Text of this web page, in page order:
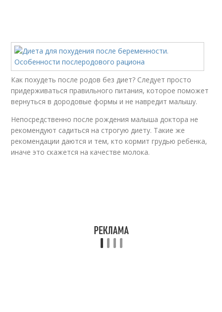
Как похудеть после родов без диет? Следует просто
придерживаться правильного питания, которое поможет
вернуться в дородовые формы и не навредит малышу.
Непосредственно после рождения малыша доктора не
рекомендуют садиться на строгую диету. Такие же
рекомендации даются и тем, кто кормит грудью ребенка,
иначе это скажется на качестве молока.